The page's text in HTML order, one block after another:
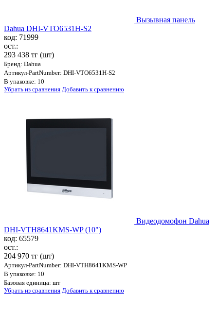
Вызывная панель
Dahua DHI-VTO6531H-S2
код: 71999
ост.:
293 438 тг (шт)
Бренд: Dahua
Артикул-PartNumber: DHI-VTO6531H-S2
В упаковке: 10
Убрать из сравнения Добавить к сравнению
Видеодомофон Dahua
DHI-VTH8641KMS-WP (10")
код: 65579
ост.:
204 970 тг (шт)
Артикул-PartNumber: DHI-VTH8641KMS-WP
В упаковке: 10
Базовая единица: шт
Убрать из сравнения Добавить к сравнению